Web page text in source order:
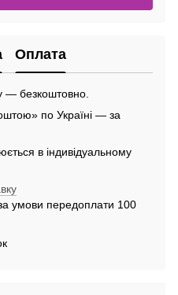
Оплата
— безкоштовно.
по Україні — за
в індивідуальному
умови передоплати 100